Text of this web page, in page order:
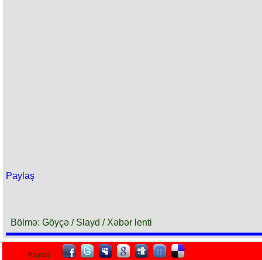
Paylaş
Bölmə: Göyçə / Slayd / Xəbər lenti
Paylaş